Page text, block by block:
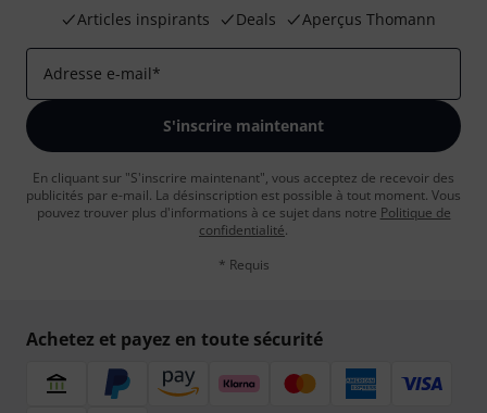
Articles inspirants
Deals Aperçus Thomann
Adresse e-mail*
S'inscrire maintenant
En cliquant sur "S'inscrire maintenant", vous acceptez de recevoir des
publicités par e-mail. La désinscription est possible à tout moment. Vous
pouvez trouver plus d'informations à ce sujet dans notre Politique de
confidentialité.
* Requis
Achetez et payez en toute sécurité